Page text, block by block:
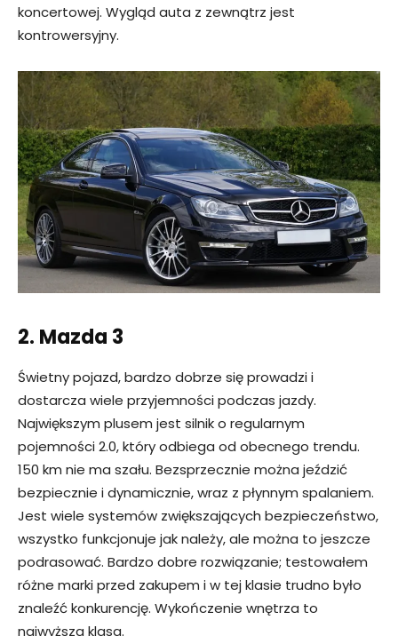
koncertowej. Wygląd auta z zewnątrz jest
kontrowersyjny.
2. Mazda 3
Świetny pojazd, bardzo dobrze się prowadzi i
dostarcza wiele przyjemności podczas jazdy.
Największym plusem jest silnik o regularnym
pojemności 2.0, który odbiega od obecnego trendu.
150 km nie ma szału. Bezsprzecznie można jeździć
bezpiecznie i dynamicznie, wraz z płynnym spalaniem.
Jest wiele systemów zwiększających bezpieczeństwo,
wszystko funkcjonuje jak należy, ale można to jeszcze
podrasować. Bardzo dobre rozwiązanie; testowałem
różne marki przed zakupem i w tej klasie trudno było
znaleźć konkurencję. Wykończenie wnętrza to
najwyższa klasa.